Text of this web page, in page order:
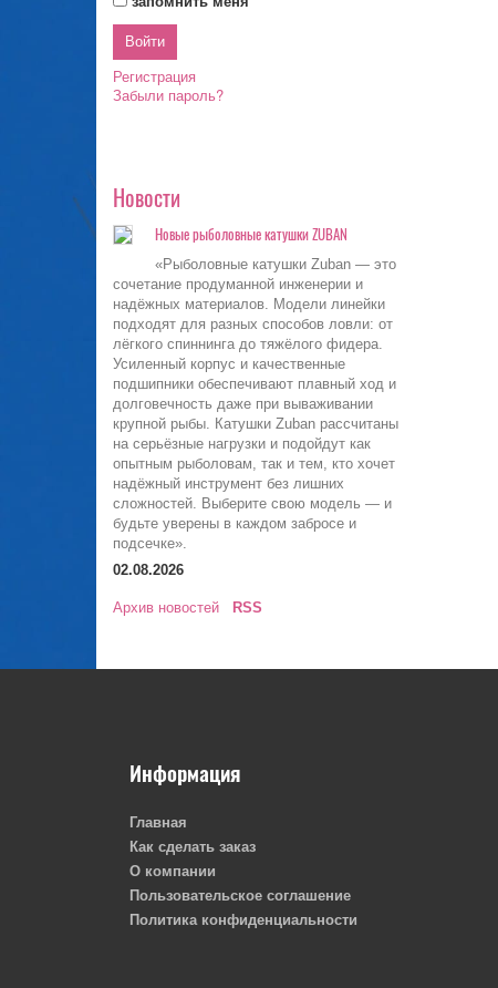
Регистрация
Забыли пароль?
Новости
Новые рыболовные катушки ZUBAN
«Рыболовные катушки Zuban — это
сочетание продуманной инженерии и
надёжных материалов. Модели линейки
подходят для разных способов ловли: от
лёгкого спиннинга до тяжёлого фидера.
Усиленный корпус и качественные
подшипники обеспечивают плавный ход и
долговечность даже при вываживании
крупной рыбы. Катушки Zuban рассчитаны
на серьёзные нагрузки и подойдут как
опытным рыболовам, так и тем, кто хочет
надёжный инструмент без лишних
сложностей. Выберите свою модель — и
будьте уверены в каждом забросе и
подсечке».
02.08.2026
Архив новостей RSS
Информация
Главная
Как сделать заказ
О компании
Пользовательское соглашение
Политика конфиденциальности